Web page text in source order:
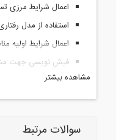
اعمال شرایط مرزی
استفاده از مدل
اعمال شرایط اولیه
فیش نویسی جهت
اعمال تنش برشی
بررسی کانتور تنش
مشاهده بیشتر
سوالات مرتبط